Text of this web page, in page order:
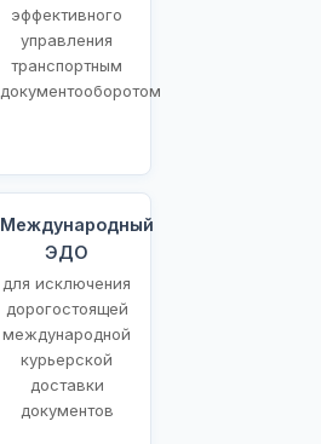
эффективного
управления
транспортным
документооборотом
Международный
ЭДО
для исключения
дорогостоящей
международной
курьерской
доставки
документов